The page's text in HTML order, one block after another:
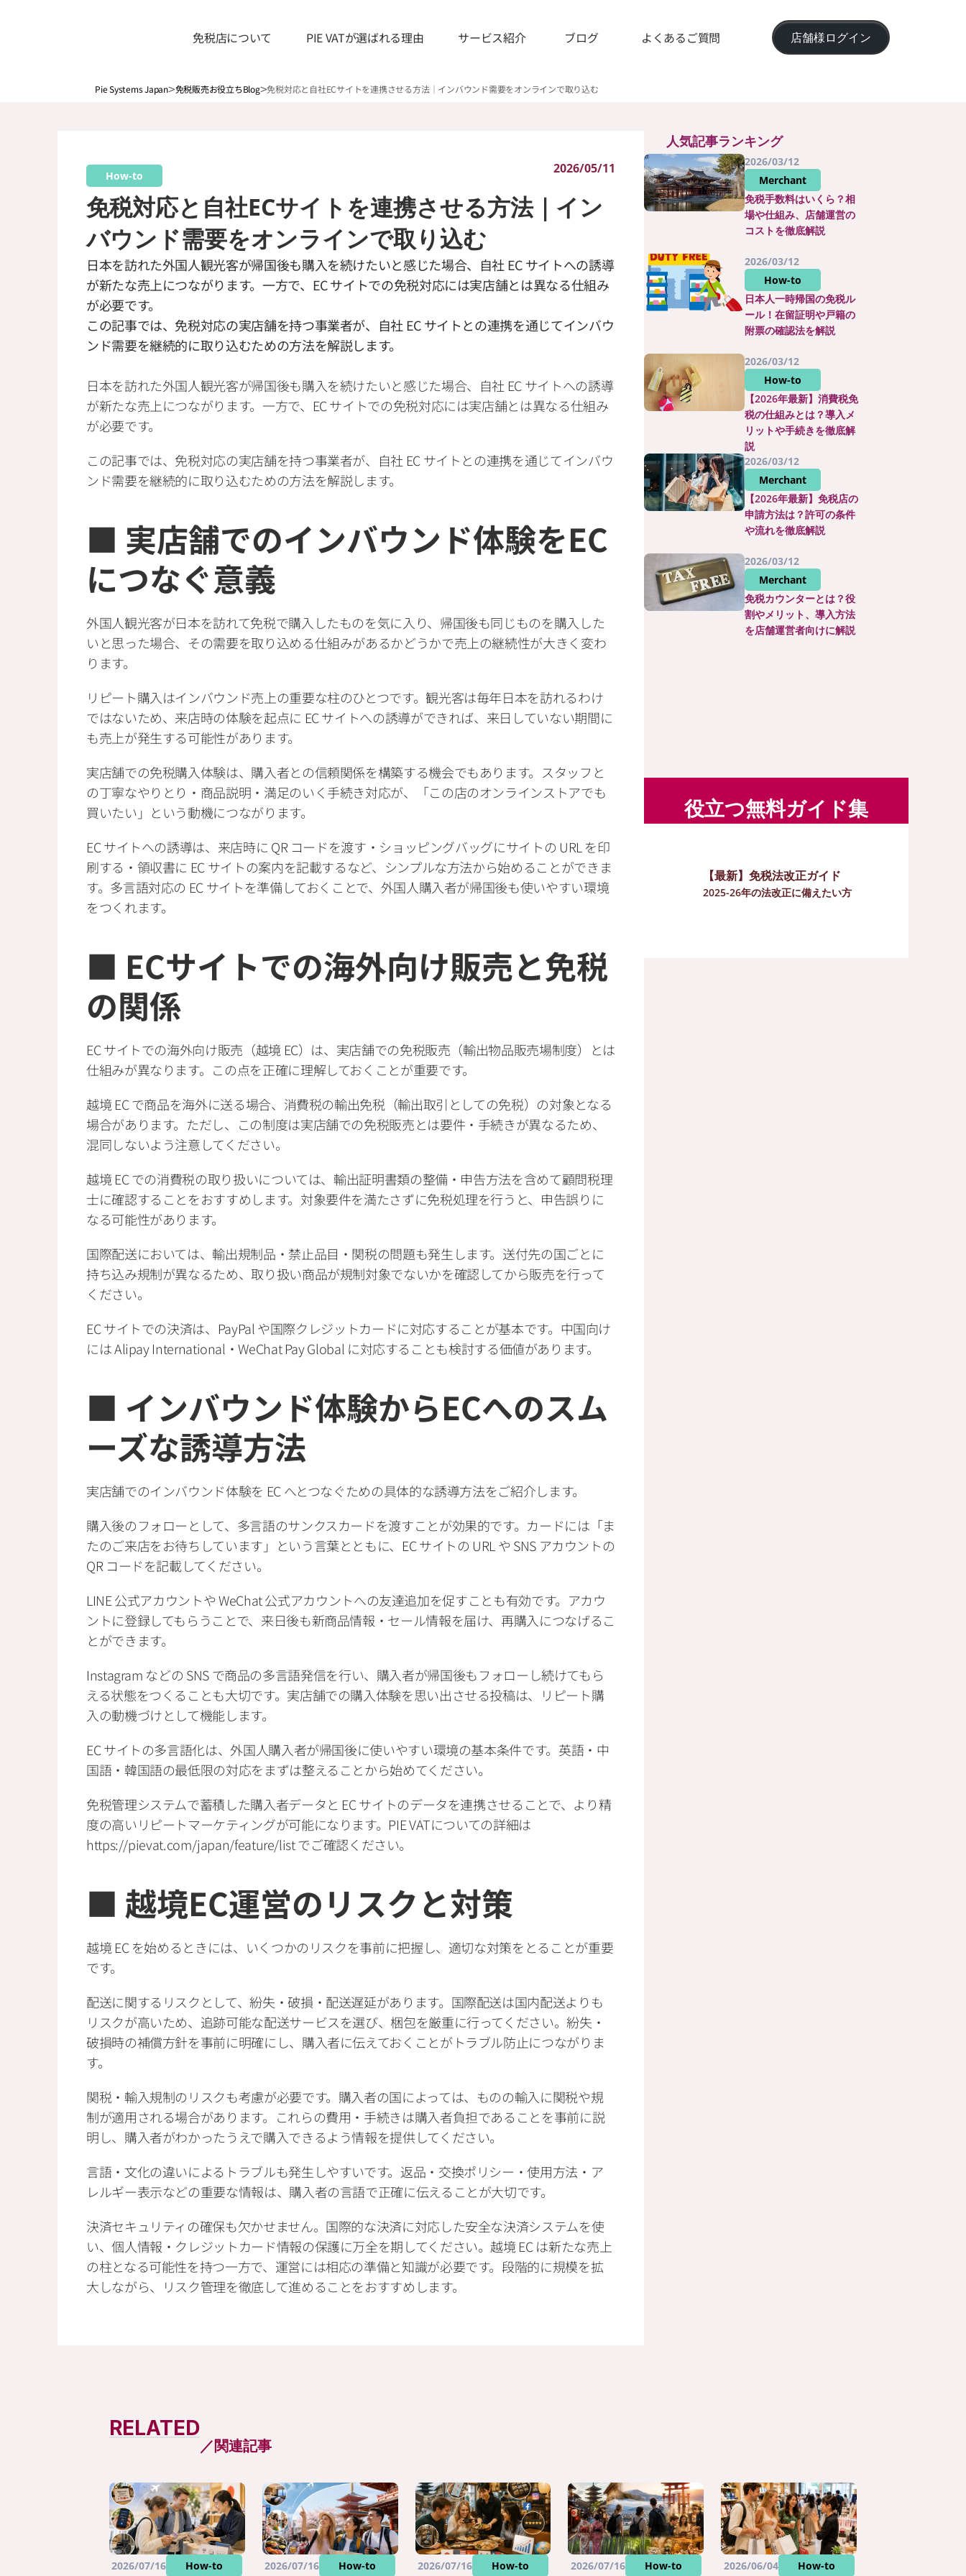
免税店について PIE VATが選ばれる理由 サービス紹介 ブログ よくあるご質問 店舗様ログイン
Pie Systems Japan>免税販売お役立ちBlog>免税対応と自社ECサイトを連携させる方法｜インバウンド需要をオンラインで取り込む
How-to 2026/05/11
免税対応と自社ECサイトを連携させる方法｜イン
バウンド需要をオンラインで取り込む
日本を訪れた外国人観光客が帰国後も購入を続けたいと感じた場合、自社 EC サイトへの誘導
が新たな売上につながります。一方で、EC サイトでの免税対応には実店舗とは異なる仕組み
が必要です。
この記事では、免税対応の実店舗を持つ事業者が、自社 EC サイトとの連携を通じてインバウ
ンド需要を継続的に取り込むための方法を解説します。
日本を訪れた外国人観光客が帰国後も購入を続けたいと感じた場合、自社 EC サイトへの誘導
が新たな売上につながります。一方で、EC サイトでの免税対応には実店舗とは異なる仕組み
が必要です。
この記事では、免税対応の実店舗を持つ事業者が、自社 EC サイトとの連携を通じてインバウ
ンド需要を継続的に取り込むための方法を解説します。
■ 実店舗でのインバウンド体験をEC
につなぐ意義
外国人観光客が日本を訪れて免税で購入したものを気に入り、帰国後も同じものを購入した
いと思った場合、その需要を取り込める仕組みがあるかどうかで売上の継続性が大きく変わ
ります。
リピート購入はインバウンド売上の重要な柱のひとつです。観光客は毎年日本を訪れるわけ
ではないため、来店時の体験を起点に EC サイトへの誘導ができれば、来日していない期間に
も売上が発生する可能性があります。
実店舗での免税購入体験は、購入者との信頼関係を構築する機会でもあります。スタッフと
の丁寧なやりとり・商品説明・満足のいく手続き対応が、「この店のオンラインストアでも
買いたい」という動機につながります。
EC サイトへの誘導は、来店時に QR コードを渡す・ショッピングバッグにサイトの URL を印
刷する・領収書に EC サイトの案内を記載するなど、シンプルな方法から始めることができま
す。多言語対応の EC サイトを準備しておくことで、外国人購入者が帰国後も使いやすい環境
をつくれます。
■ ECサイトでの海外向け販売と免税
の関係
EC サイトでの海外向け販売（越境 EC）は、実店舗での免税販売（輸出物品販売場制度）とは
仕組みが異なります。この点を正確に理解しておくことが重要です。
越境 EC で商品を海外に送る場合、消費税の輸出免税（輸出取引としての免税）の対象となる
場合があります。ただし、この制度は実店舗での免税販売とは要件・手続きが異なるため、
混同しないよう注意してください。
越境 EC での消費税の取り扱いについては、輸出証明書類の整備・申告方法を含めて顧問税理
士に確認することをおすすめします。対象要件を満たさずに免税処理を行うと、申告誤りに
なる可能性があります。
国際配送においては、輸出規制品・禁止品目・関税の問題も発生します。送付先の国ごとに
持ち込み規制が異なるため、取り扱い商品が規制対象でないかを確認してから販売を行って
ください。
EC サイトでの決済は、PayPal や国際クレジットカードに対応することが基本です。中国向け
には Alipay International・WeChat Pay Global に対応することも検討する価値があります。
■ インバウンド体験からECへのスム
ーズな誘導方法
実店舗でのインバウンド体験を EC へとつなぐための具体的な誘導方法をご紹介します。
購入後のフォローとして、多言語のサンクスカードを渡すことが効果的です。カードには「ま
たのご来店をお待ちしています」という言葉とともに、EC サイトの URL や SNS アカウントの
QR コードを記載してください。
LINE 公式アカウントや WeChat 公式アカウントへの友達追加を促すことも有効です。アカウ
ントに登録してもらうことで、来日後も新商品情報・セール情報を届け、再購入につなげるこ
とができます。
Instagram などの SNS で商品の多言語発信を行い、購入者が帰国後もフォローし続けてもら
える状態をつくることも大切です。実店舗での購入体験を思い出させる投稿は、リピート購
入の動機づけとして機能します。
EC サイトの多言語化は、外国人購入者が帰国後に使いやすい環境の基本条件です。英語・中
国語・韓国語の最低限の対応をまずは整えることから始めてください。
免税管理システムで蓄積した購入者データと EC サイトのデータを連携させることで、より精
度の高いリピートマーケティングが可能になります。PIE VATについての詳細は
https://pievat.com/japan/feature/list でご確認ください。
■ 越境EC運営のリスクと対策
越境 EC を始めるときには、いくつかのリスクを事前に把握し、適切な対策をとることが重要
です。
配送に関するリスクとして、紛失・破損・配送遅延があります。国際配送は国内配送よりも
リスクが高いため、追跡可能な配送サービスを選び、梱包を厳重に行ってください。紛失・
破損時の補償方針を事前に明確にし、購入者に伝えておくことがトラブル防止につながりま
す。
関税・輸入規制のリスクも考慮が必要です。購入者の国によっては、ものの輸入に関税や規
制が適用される場合があります。これらの費用・手続きは購入者負担であることを事前に説
明し、購入者がわかったうえで購入できるよう情報を提供してください。
言語・文化の違いによるトラブルも発生しやすいです。返品・交換ポリシー・使用方法・ア
レルギー表示などの重要な情報は、購入者の言語で正確に伝えることが大切です。
決済セキュリティの確保も欠かせません。国際的な決済に対応した安全な決済システムを使
い、個人情報・クレジットカード情報の保護に万全を期してください。越境 EC は新たな売上
の柱となる可能性を持つ一方で、運営には相応の準備と知識が必要です。段階的に規模を拡
大しながら、リスク管理を徹底して進めることをおすすめします。
人気記事ランキング
2026/03/12
Merchant
免税手数料はいくら？相
場や仕組み、店舗運営の
コストを徹底解説
2026/03/12
How-to
日本人一時帰国の免税ル
ール！在留証明や戸籍の
附票の確認法を解説
2026/03/12
How-to
【2026年最新】消費税免
税の仕組みとは？導入メ
リットや手続きを徹底解
説
2026/03/12
Merchant
【2026年最新】免税店の
申請方法は？許可の条件
や流れを徹底解説
2026/03/12
Merchant
免税カウンターとは？役
割やメリット、導入方法
を店舗運営者向けに解説
役立つ無料ガイド集
【最新】免税法改正ガイド
2025-26年の法改正に備えたい方
RELATED
／関連記事
2026/07/16 How-to 2026/07/16 How-to 2026/07/16 How-to 2026/07/16 How-to 2026/06/04 How-to